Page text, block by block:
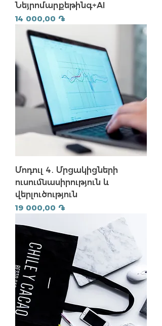
Նեյրոմարքեթինգ+AI
Price
14 000,00 ֏
Մոդուլ 4․ Մրցակիցների
ուսումնասիրություն և
վերլուծություն
Price
19 000,00 ֏